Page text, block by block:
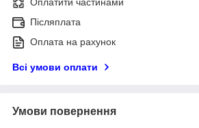
Оплатити частинами
Післяплата
Оплата на рахунок
Всі умови оплати
Умови повернення